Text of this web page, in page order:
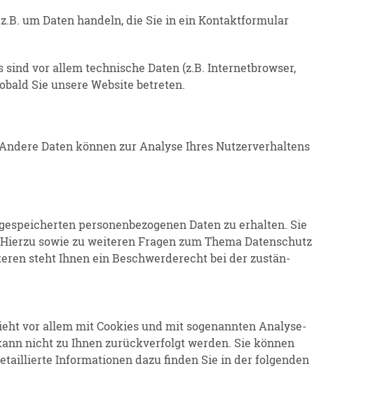
um Daten handeln, die Sie in ein Kontakt­for­mular
vor allem technische Daten (z.B. Inter­net­browser,
Sie unsere Website betreten.
Daten können zur Analyse Ihres Nutzer­ver­haltens
perso­nen­be­zo­genen Daten zu erhalten. Sie
sowie zu weiteren Fragen zum Thema Daten­schutz
steht Ihnen ein Beschwer­de­recht bei der zustän­
vor allem mit Cookies und mit sogenannten Analy­se­
nicht zu Ihnen zurück­ver­folgt werden. Sie können
Infor­ma­tionen dazu finden Sie in der folgenden